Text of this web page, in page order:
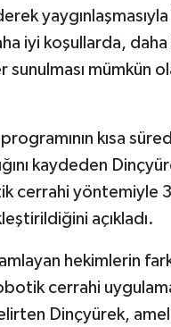
iyi koşullarda, daha
mümkün
kısa
kaydeden
cerrahi yöntemiyle
açıkladı.
hekimlerin
cerrahi
Dinçyürek,